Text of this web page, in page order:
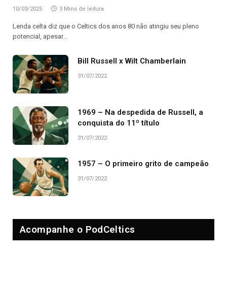
10/03/2025 3 Mins de leitura
Lenda celta diz que o Celtics dos anos 80 não atingiu seu pleno
potencial, apesar…
Bill Russell x Wilt Chamberlain
31/07/2022
1969 – Na despedida de Russell, a
conquista do 11º título
31/07/2022
1957 – O primeiro grito de campeão
31/07/2022
Acompanhe o PodCeltics